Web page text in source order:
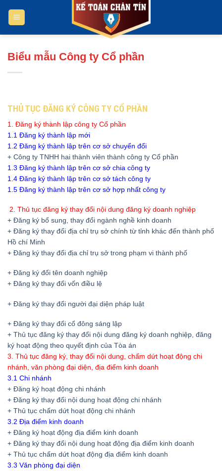
Biểu mẫu Công ty Cổ phần
THỦ TỤC ĐĂNG KÝ CÔNG TY CỔ PHẦN
1. Đăng ký thành lập công ty Cổ phần
1.1 Đăng ký thành lập mới
1.2 Đăng ký thành lập trên cơ sở chuyển đổi
+ Công ty TNHH hai thành viên thành công ty Cổ phần
1.3 Đăng ký thành lập trên cơ sở chia công ty
1.4 Đăng ký thành lập trên cơ sở tách công ty
1.5 Đăng ký thành lập trên cơ sở hợp nhất công ty
2. Thủ tục đăng ký thay đổi nội dung đăng ký doanh nghiệp
+ Đăng ký bổ sung, thay đổi ngành nghề kinh doanh
+ Đăng ký thay đổi địa chỉ trụ sở chính từ tỉnh khác đến thành phố
Hồ chí Minh
+ Đăng ký thay đổi địa chỉ trụ sở trong phạm vi thành phố
+ Đăng ký đổi tên doanh nghiệp
+ Đăng ký thay đổi vốn điều lệ
+ Đăng ký thay đổi người đại diện pháp luật
+ Đăng ký thay đổi cổ đông sáng lập
+ Thủ tục đăng ký thay đổi nội dung đăng ký doanh nghiệp, đăng
ký hoạt động theo quyết định của Tòa án
3. Thủ tục đăng ký, thay đổi nội dung, chấm dứt hoạt động chi
nhánh, văn phòng đại diện, địa điểm kinh doanh
3.1 Chi nhánh
+ Đăng ký hoạt động chi nhánh
+ Đăng ký thay đổi nội dung hoạt động chi nhánh
+ Thủ tục chấm dứt hoạt động chi nhánh
3.2 Địa điểm kinh doanh
+ Đăng ký hoạt động địa điểm kinh doanh
+ Đăng ký thay đổi nội dung hoạt động địa điểm kinh doanh
+ Thủ tục chấm dứt hoạt động địa điểm kinh doanh
3.3 Văn phòng đại diện